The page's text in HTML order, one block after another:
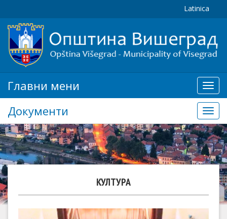
Latinica
мени
Главни мени
Документи
КУЛТУРА